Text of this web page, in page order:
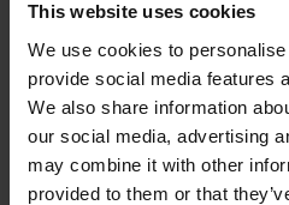
This website uses cookies
We use cookies to
provide social media features
We also share information
our social media, advertising
may combine it with other
provided to them or that
Nastavení regulátoru
Diagnostika pomocí PC
např. TNCscope
Uvedení do provozu a
signálu EIB 700a softwaru
Podpora uvedení do